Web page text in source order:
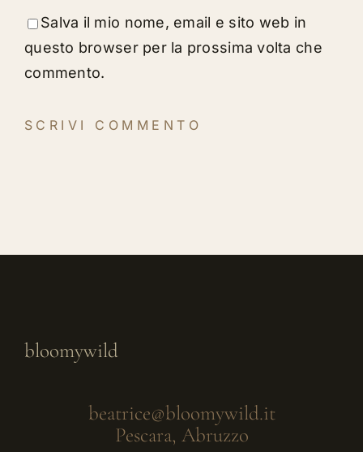
Salva il mio nome, email e sito web in
questo browser per la prossima volta che
commento.
bloomywild
beatrice@bloomywild.it
Pescara, Abruzzo